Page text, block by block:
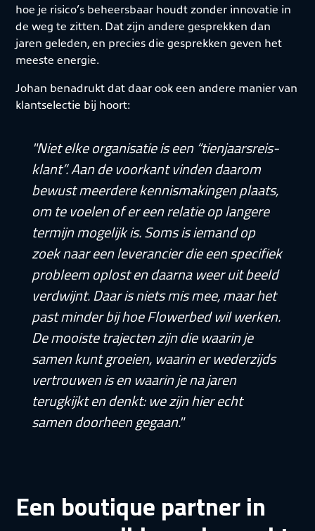
hoe je risico’s beheersbaar houdt zonder innovatie in
de weg te zitten. Dat zijn andere gesprekken dan
jaren geleden, en precies die gesprekken geven het
meeste energie.
Johan benadrukt dat daar ook een andere manier van
klantselectie bij hoort:
"Niet elke organisatie is een “tienjaarsreis-
klant”. Aan de voorkant vinden daarom
bewust meerdere kennismakingen plaats,
om te voelen of er een relatie op langere
termijn mogelijk is. Soms is iemand op
zoek naar een leverancier die een specifiek
probleem oplost en daarna weer uit beeld
verdwijnt. Daar is niets mis mee, maar het
past minder bij hoe Flowerbed wil werken.
De mooiste trajecten zijn die waarin je
samen kunt groeien, waarin er wederzijds
vertrouwen is en waarin je na jaren
terugkijkt en denkt: we zijn hier echt
samen doorheen gegaan."
Een boutique partner in